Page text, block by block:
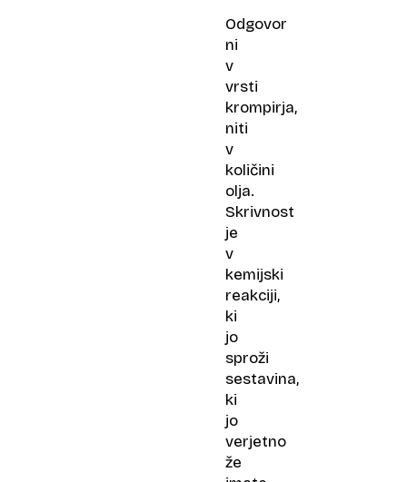
meso
suho
Odgovor
ni
v
vrsti
krompirja,
niti
v
količini
olja.
Skrivnost
je
v
kemijski
reakciji,
ki
jo
sproži
sestavina,
ki
jo
verjetno
že